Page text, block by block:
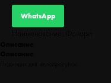
WhatsApp